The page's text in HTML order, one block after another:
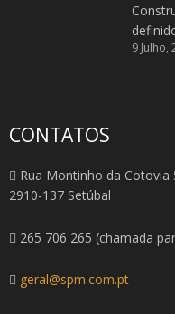
9 Julho,
CONTATOS
Rua Montinho da Cotovia
2910-137 Setúbal
265 706 265 (chamada
geral@spm.com.pt